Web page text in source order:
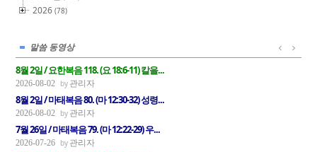
2026(78)
말씀 동영상
8월 2일 / 요한복음 118. (요 18:6-11) 칼을...
2026-08-02 관리자
8월 2일 / 마태복음 80. (마 12:30-32) 성령...
2026-08-02 관리자
7월 26일 / 마태복음 79. (마 12:22-29) 우...
2026-07-26 관리자